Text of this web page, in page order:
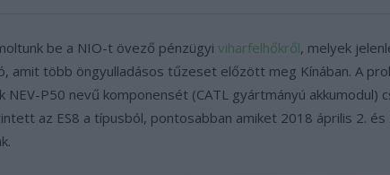
be a NIO-t övező pénzügyi viharfelhőkről, melyek
amit több öngyulladásos tűzeset előzött meg Kínában. A
NEV-P50 nevű komponensét (CATL gyártmányú akkumodul)
az ES8 a típusból, pontosabban amiket 2018 április 2.